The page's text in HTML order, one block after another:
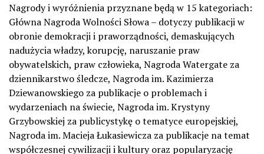
Nagrody i wyróżnienia przyznane będą w 15 kategoriach:
Główna Nagroda Wolności Słowa – dotyczy publikacji w
obronie demokracji i praworządności, demaskujących
nadużycia władzy, korupcję, naruszanie praw
obywatelskich, praw człowieka, Nagroda Watergate za
dziennikarstwo śledcze, Nagroda im. Kazimierza
Dziewanowskiego za publikacje o problemach i
wydarzeniach na świecie, Nagroda im. Krystyny
Grzybowskiej za publicystykę o tematyce europejskiej,
Nagroda im. Macieja Łukasiewicza za publikacje na temat
współczesnej cywilizacji i kultury oraz popularyzację